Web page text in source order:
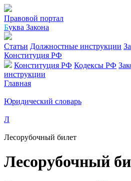
Правовой портал
Буква Закона
Статьи Должностные инструкции
Конституция РФ
Конституция РФ Кодексы РФ
инструкции
Главная
Юридический словарь
Л
Лесорубочный билет
Лесорубочный